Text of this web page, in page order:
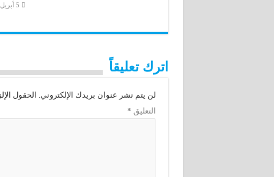
5 أبريل، 2026
اترك تعليقاً
لن يتم نشر عنوان بريدك الإلكتروني. الحقول
التعليق *